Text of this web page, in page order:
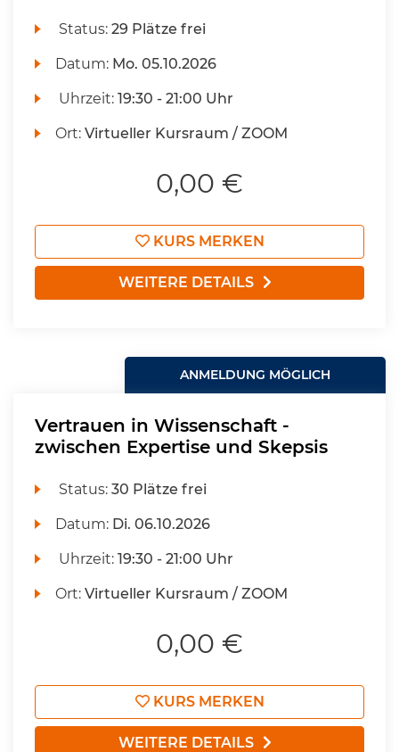
Status:29 Plätze frei
Datum: Mo. 05.10.2026
Uhrzeit:19:30 - 21:00 Uhr
Ort:Virtueller Kursraum / ZOOM
0,00 €
KURS MERKEN
WEITERE DETAILS
ANMELDUNG MÖGLICH
Vertrauen in Wissenschaft -
zwischen Expertise und Skepsis
Status:30 Plätze frei
Datum: Di. 06.10.2026
Uhrzeit:19:30 - 21:00 Uhr
Ort:Virtueller Kursraum / ZOOM
0,00 €
KURS MERKEN
WEITERE DETAILS